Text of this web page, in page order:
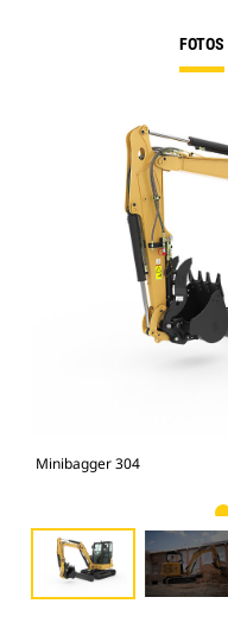
FOTOS
Minibagger 304